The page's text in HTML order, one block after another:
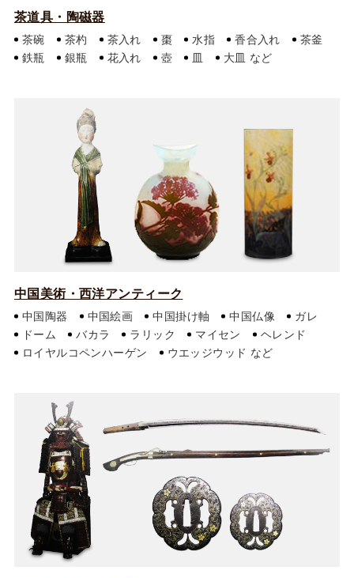
茶道具・陶磁器
茶碗 茶杓 茶入れ 棗 水指 香合入れ
茶釜
鉄瓶
銀瓶 花入れ 壺 皿 大皿
中国美術・西洋アンティーク
中国陶器 中国絵画 中国掛け軸 中国仏像
ガレ
ドーム
バカラ ラリック マイセン
ヘレンド
ロイヤルコペンハーゲン
ウエッジウッド